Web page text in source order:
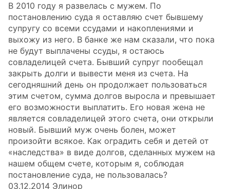
В 2010 году я развелась с мужем. По
постановлению суда я оставляю счет бывшему
супругу со всеми ссудами и накоплениями и
выхожу из него. В банке же нам сказали, что пока
не будут выплачены ссуды, я остаюсь
совладелицей счета. Бывший супруг пообещал
закрыть долги и вывести меня из счета. На
сегодняшний день он продолжает пользоваться
этим счетом, сумма долгов выросла и превышает
его возможности выплатить. Его новая жена не
является совладелицей этого счета, они открыли
новый. Бывший муж очень болен, может
произойти всякое. Как оградить себя и детей от
«наследства» в виде долгов, сделанных мужем на
нашем общем счете, которым я, соблюдая
постановление суда, не пользовалась?
03.12.2014 Элинор